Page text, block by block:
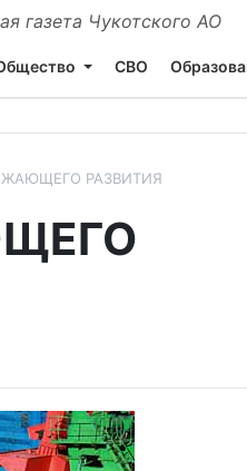
газета Чукотского АО
СВО
РАЗВИТИЯ